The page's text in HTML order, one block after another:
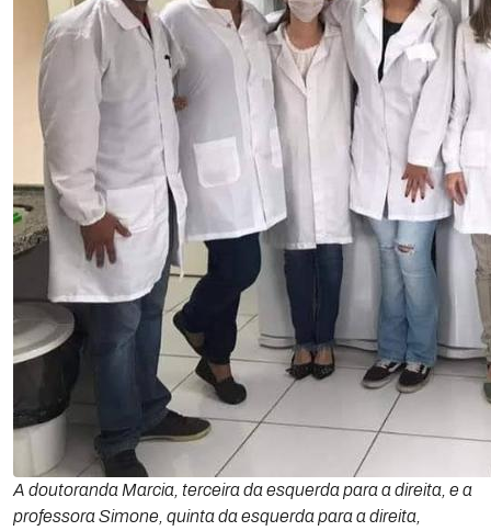
A doutoranda Marcia, terceira da esquerda para a direita, e a
professora Simone, quinta da esquerda para a direita,